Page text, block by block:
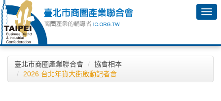
臺北市商圈產業聯合會
協會相本
2026 台北年貨大街啟動記者會